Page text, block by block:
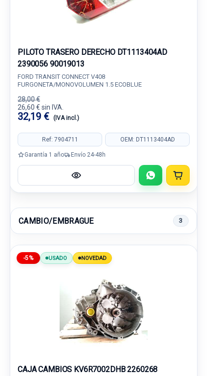
PILOTO TRASERO DERECHO DT1113404AD
2390056 90019013
FORD TRANSIT CONNECT V408
FURGONETA/MONOVOLUMEN 1.5 ECOBLUE
28,00 €
26,60 € sin IVA.
32,19 € (IVA incl.)
Ref: 7904711 OEM: DT1113404AD
Garantía 1 año Envío 24-48h
CAMBIO/EMBRAGUE 3
-5% USADO NOVEDAD
CAJA CAMBIOS KV6R7002DHB 2260268